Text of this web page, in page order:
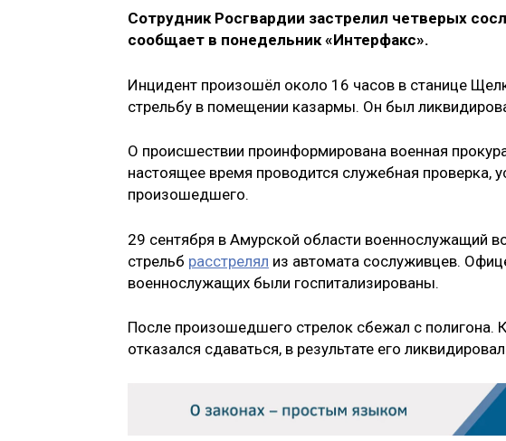
Сотрудник Росгвардии застрелил четверых
сообщает в понедельник «Интерфакс».
Инцидент произошёл около 16 часов в станице
стрельбу в помещении казармы. Он был
О происшествии проинформирована военная
настоящее время проводится служебная проверка,
произошедшего.
29 сентября в Амурской области военнослужащий
стрельб расстрелял из автомата сослуживцев.
военнослужащих были госпитализированы.
После произошедшего стрелок сбежал с полигона.
отказался сдаваться, в результате его